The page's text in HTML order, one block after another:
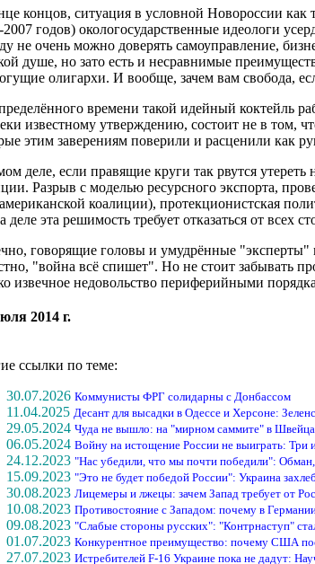
концов, ситуация в условной Новороссии как
2007 годов) окологосударственные идеологи
не очень можно доверять самоуправление,
душе, но зато есть и несравнимые
олигархи. И вообще, зачем вам свобода,
времени такой идейный коктейль
известному утверждению, состоит не в том,
этим заверениям поверили и расценили как
деле, если правящие круги так рвутся
Разрыв с моделью ресурсного экспорта,
коалиции), протекционистская
деле эта решимость требует отказаться от всех
говорящие головы и умудрённые "эксперты"
"война всё спишет". Но не стоит забывать
извечное недовольство периферийными
2014 г.
ссылки по теме:
30.07.2026 Коммунисты ФРГ солидарны с Донбассом
11.04.2025 Десант для высадки в Одессе и Херсоне:
29.05.2024 Чуда не вышло: на "мирном саммите" в
06.05.2024 Войну на истощение России не выиграть:
24.12.2023 "Нас убедили, что мы почти победили":
15.09.2023 "Это не будет победой России": Украина
30.08.2023 Лицемеры и лжецы: зачем Запад требует от
10.08.2023 Противостояние с Западом: почему в
09.08.2023 "Слабые стороны русских": "Контрнаступ"
01.07.2023 Конкурентное преимущество: почему США
27.07.2023 Истребителей F-16 Украине пока не дадут: